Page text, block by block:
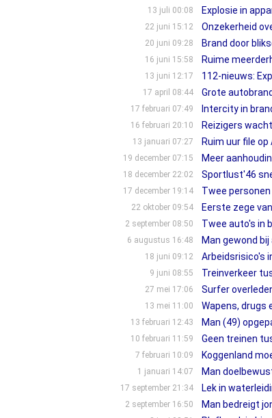
13 juli 00:08 Explosie in
22 juni 15:12 Onzekerheid
20 juni 09:28 Brand door
16 juni 15:58 Ruime
13 juni 12:17 112-nieuws:
17 april 08:44 Grote
17 februari 07:49 Intercity in
16 februari 20:10 Reizigers
13 januari 07:27 Ruim uur file op
19 december 07:15 Meer
18 december 22:02 Sportlust'46
17 december 19:14 Twee
22 oktober 09:54 Eerste zege
2 september 08:50 Twee auto's in
6 augustus 16:48 Man gewond
18 juni 09:12 Arbeidsrisico's
9 juni 08:55 Treinverkeer
27 mei 17:06 Surfer
13 mei 11:00 Wapens, drugs
13 februari 12:43 Man (49)
10 februari 11:59 Geen treinen
7 februari 10:09 Koggenland
1 januari 14:07 Man
17 september 21:34 Lek in
2 september 16:50 Man bedreigt